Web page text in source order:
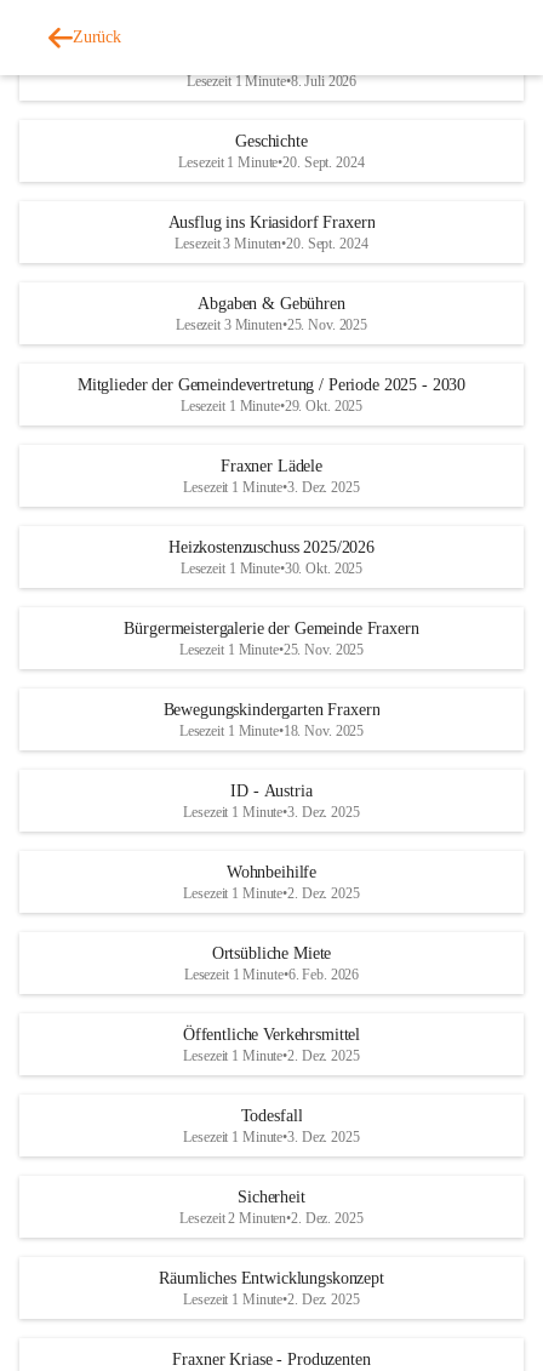
Zurück
Lesezeit 1 Minute•8. Juli 2026
Geschichte
Lesezeit 1 Minute•20. Sept. 2024
Ausflug ins Kriasidorf Fraxern
Lesezeit 3 Minuten•20. Sept. 2024
Abgaben & Gebühren
Lesezeit 3 Minuten•25. Nov. 2025
Mitglieder der Gemeindevertretung / Periode 2025 - 2030
Lesezeit 1 Minute•29. Okt. 2025
Fraxner Lädele
Lesezeit 1 Minute•3. Dez. 2025
Heizkostenzuschuss 2025/2026
Lesezeit 1 Minute•30. Okt. 2025
Bürgermeistergalerie der Gemeinde Fraxern
Lesezeit 1 Minute•25. Nov. 2025
Bewegungskindergarten Fraxern
Lesezeit 1 Minute•18. Nov. 2025
ID - Austria
Lesezeit 1 Minute•3. Dez. 2025
Wohnbeihilfe
Lesezeit 1 Minute•2. Dez. 2025
Ortsübliche Miete
Lesezeit 1 Minute•6. Feb. 2026
Öffentliche Verkehrsmittel
Lesezeit 1 Minute•2. Dez. 2025
Todesfall
Lesezeit 1 Minute•3. Dez. 2025
Sicherheit
Lesezeit 2 Minuten•2. Dez. 2025
Räumliches Entwicklungskonzept
Lesezeit 1 Minute•2. Dez. 2025
Fraxner Kriase - Produzenten